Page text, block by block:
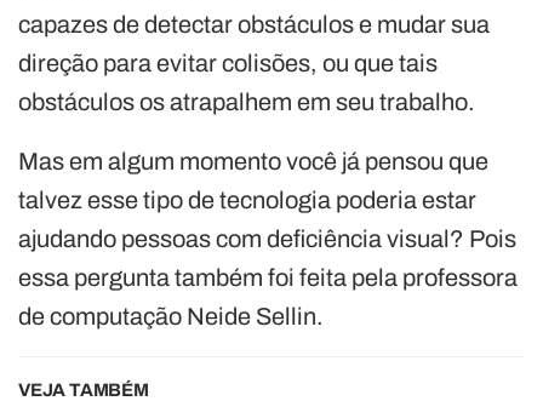
capazes de detectar obstáculos e mudar sua
direção para evitar colisões, ou que tais
obstáculos os atrapalhem em seu trabalho.
Mas em algum momento você já pensou que
talvez esse tipo de tecnologia poderia estar
ajudando pessoas com deficiência visual? Pois
essa pergunta também foi feita pela professora
de computação Neide Sellin.
VEJA TAMBÉM